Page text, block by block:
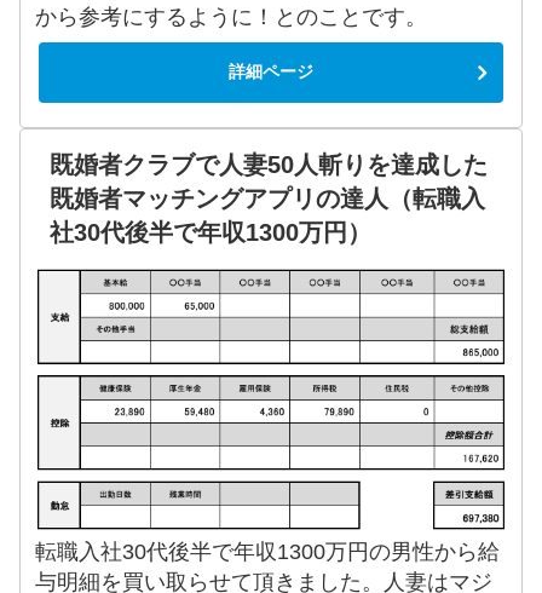
から参考にするように！とのことです。
詳細ページ
既婚者クラブで人妻50人斬りを達成した
既婚者マッチングアプリの達人（転職入
社30代後半で年収1300万円）
転職入社30代後半で年収1300万円の男性から給
与明細を買い取らせて頂きました。人妻はマジ